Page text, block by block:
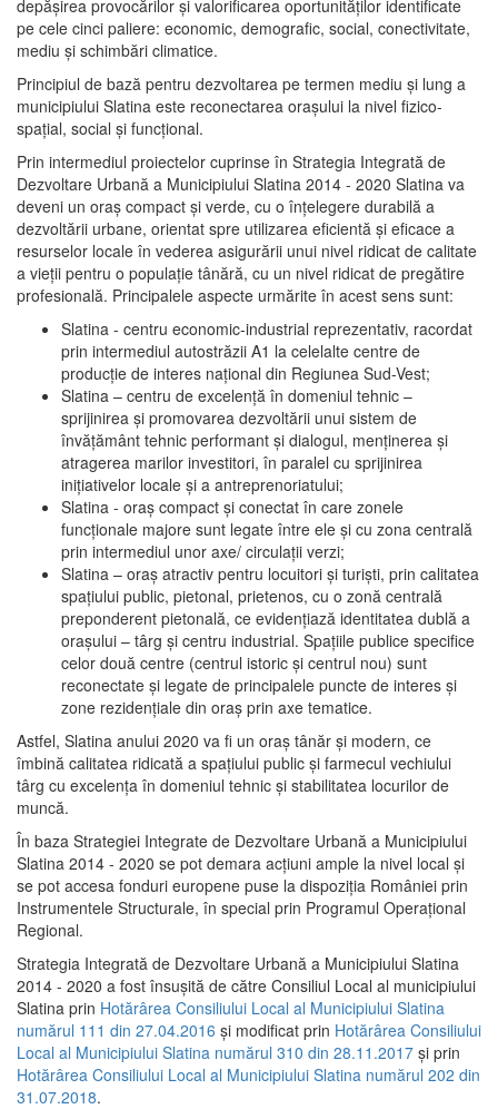
depășirea provocărilor şi valorificarea oportunităţilor identificate
pe cele cinci paliere: economic, demografic, social, conectivitate,
mediu şi schimbări climatice.
Principiul de bază pentru dezvoltarea pe termen mediu şi lung a
municipiului Slatina este reconectarea oraşului la nivel fizico-
spaţial, social şi funcţional.
Prin intermediul proiectelor cuprinse în Strategia Integrată de
Dezvoltare Urbană a Municipiului Slatina 2014 - 2020 Slatina va
deveni un oraş compact şi verde, cu o înţelegere durabilă a
dezvoltării urbane, orientat spre utilizarea eficientă şi eficace a
resurselor locale în vederea asigurării unui nivel ridicat de calitate
a vieţii pentru o populaţie tânără, cu un nivel ridicat de pregătire
profesională. Principalele aspecte urmărite în acest sens sunt:
Slatina - centru economic-industrial reprezentativ, racordat
prin intermediul autostrăzii A1 la celelalte centre de
producţie de interes naţional din Regiunea Sud-Vest;
Slatina – centru de excelenţă în domeniul tehnic –
sprijinirea şi promovarea dezvoltării unui sistem de
învăţământ tehnic performant şi dialogul, menţinerea şi
atragerea marilor investitori, în paralel cu sprijinirea
iniţiativelor locale şi a antreprenoriatului;
Slatina - oraş compact şi conectat în care zonele
funcţionale majore sunt legate între ele şi cu zona centrală
prin intermediul unor axe/ circulații verzi;
Slatina – oraş atractiv pentru locuitori şi turişti, prin calitatea
spaţiului public, pietonal, prietenos, cu o zonă centrală
preponderent pietonală, ce evidenţiază identitatea dublă a
oraşului – târg şi centru industrial. Spaţiile publice specifice
celor două centre (centrul istoric şi centrul nou) sunt
reconectate şi legate de principalele puncte de interes şi
zone rezidenţiale din oraş prin axe tematice.
Astfel, Slatina anului 2020 va fi un oraş tânăr şi modern, ce
îmbină calitatea ridicată a spaţiului public şi farmecul vechiului
târg cu excelenţa în domeniul tehnic şi stabilitatea locurilor de
muncă.
În baza Strategiei Integrate de Dezvoltare Urbană a Municipiului
Slatina 2014 - 2020 se pot demara acţiuni ample la nivel local şi
se pot accesa fonduri europene puse la dispoziţia României prin
Instrumentele Structurale, în special prin Programul Operațional
Regional.
Strategia Integrată de Dezvoltare Urbană a Municipiului Slatina
2014 - 2020 a fost însuşită de către Consiliul Local al municipiului
Slatina prin Hotărârea Consiliului Local al Municipiului Slatina
numărul 111 din 27.04.2016 și modificat prin Hotărârea Consiliului
Local al Municipiului Slatina numărul 310 din 28.11.2017 și prin
Hotărârea Consiliului Local al Municipiului Slatina numărul 202 din
31.07.2018.